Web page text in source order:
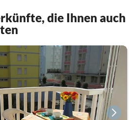
die Ihnen auch